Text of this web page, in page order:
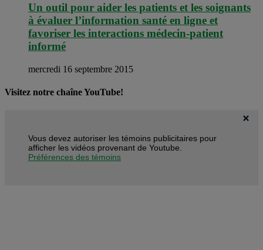
Un outil pour aider les patients et les soignants
à évaluer l’information santé en ligne et
favoriser les interactions médecin-patient
informé
mercredi 16 septembre 2015
Visitez notre chaîne YouTube!
Vous devez autoriser les témoins publicitaires pour
afficher les vidéos provenant de Youtube.
Préférences des témoins